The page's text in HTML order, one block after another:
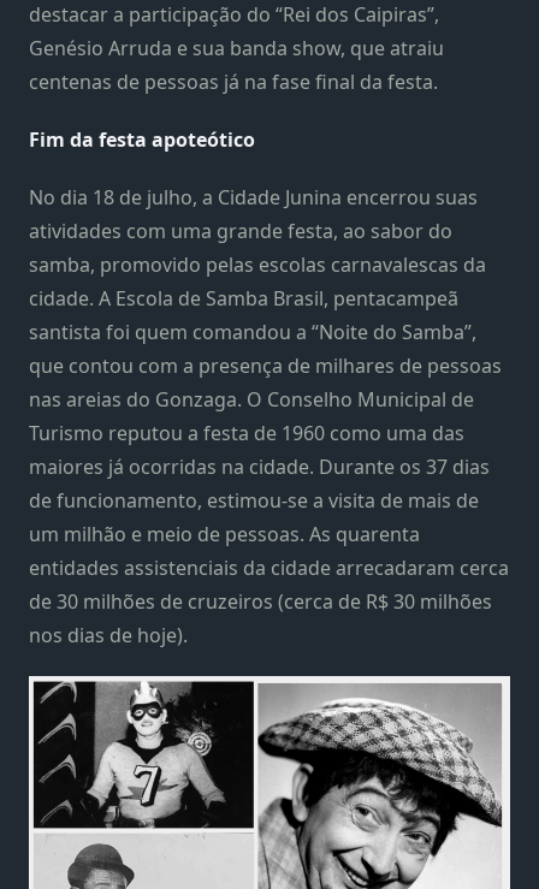
destacar a participação do “Rei dos Caipiras”,
Genésio Arruda e sua banda show, que atraiu
centenas de pessoas já na fase final da festa.
Fim da festa apoteótico
No dia 18 de julho, a Cidade Junina encerrou suas
atividades com uma grande festa, ao sabor do
samba, promovido pelas escolas carnavalescas da
cidade. A Escola de Samba Brasil, pentacampeã
santista foi quem comandou a “Noite do Samba”,
que contou com a presença de milhares de pessoas
nas areias do Gonzaga. O Conselho Municipal de
Turismo reputou a festa de 1960 como uma das
maiores já ocorridas na cidade. Durante os 37 dias
de funcionamento, estimou-se a visita de mais de
um milhão e meio de pessoas. As quarenta
entidades assistenciais da cidade arrecadaram cerca
de 30 milhões de cruzeiros (cerca de R$ 30 milhões
nos dias de hoje).